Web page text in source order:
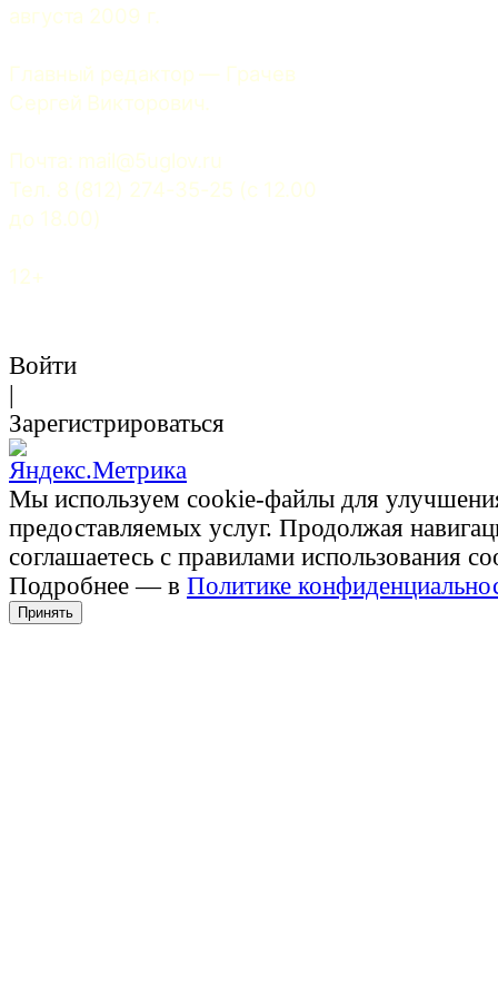
августа 2009 г.
Главный редактор — Грачев
Сергей Викторович.
Почта: mail@5uglov.ru
Тел. 8 (812) 274-35-25 (c 12.00
до 18.00)
12+
Войти
|
Зарегистрироваться
Мы используем cookie-файлы для
предоставляемых услуг. Продолжая
соглашаетесь с правилами использования
Подробнее — в Политике
Принять